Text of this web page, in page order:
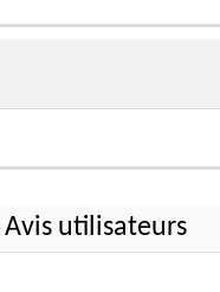
Avis utilisateurs